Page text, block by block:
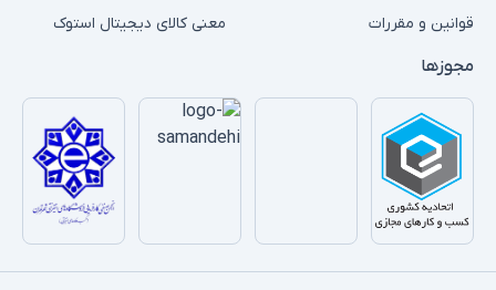
قوانین و مقررات
معنی کالای دیجیتال استوک
مجوزها